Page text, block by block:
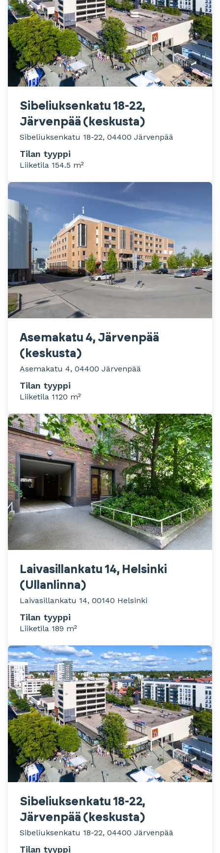
Sibeliuksenkatu 18-22,
Järvenpää (keskusta)
Sibeliuksenkatu 18-22, 04400 Järvenpää
Tilan tyyppi
Liiketila 154.5 m²
Asemakatu 4, Järvenpää
(keskusta)
Asemakatu 4, 04400 Järvenpää
Tilan tyyppi
Liiketila 1120 m²
Laivasillankatu 14, Helsinki
(Ullanlinna)
Laivasillankatu 14, 00140 Helsinki
Tilan tyyppi
Liiketila 189 m²
Sibeliuksenkatu 18-22,
Järvenpää (keskusta)
Sibeliuksenkatu 18-22, 04400 Järvenpää
Tilan tyyppi